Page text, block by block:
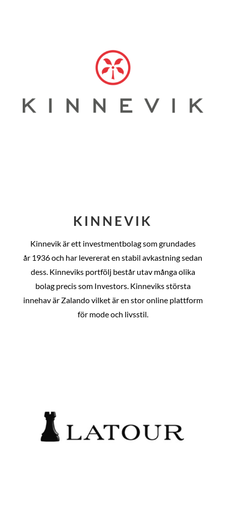
KINNEVIK
Kinnevik är ett investmentbolag som grundades
år 1936 och har levererat en stabil avkastning sedan
dess. Kinneviks portfölj består utav många olika
bolag precis som Investors. Kinneviks största
innehav är Zalando vilket är en stor online plattform
för mode och livsstil.